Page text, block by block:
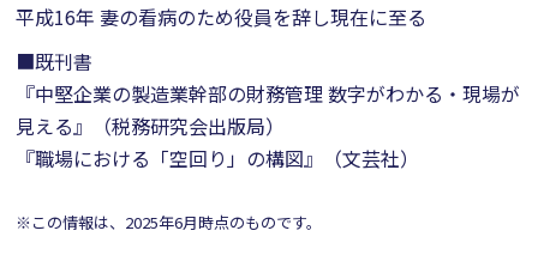
平成16年 妻の看病のため役員を辞し現在に至る
■既刊書
『中堅企業の製造業幹部の財務管理 数字がわかる・現場が
見える』（税務研究会出版局）
『職場における「空回り」の構図』（文芸社）
※この情報は、2025年6月時点のものです。